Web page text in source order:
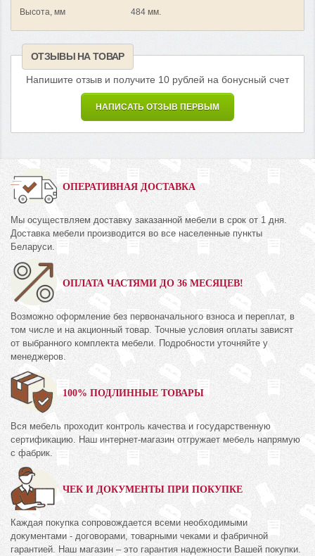
Высота, мм 484 мм.
ОТЗЫВЫ НА ТОВАР
Напишите отзыв и получите 10 рублей на бонусный счет
НАПИСАТЬ ОТЗЫВ ПЕРВЫМ
ОПЕРАТИВНАЯ ДОСТАВКА
Мы осуществляем доставку заказанной мебели в срок от 1 дня.
Доставка мебели производится во все населенные пункты
Беларуси.
ОПЛАТА ЧАСТЯМИ ДО 36 МЕСЯЦЕВ!
Возможно оформление без первоначального взноса и переплат, в
том числе и на акционный товар. Точные условия оплаты зависят
от выбранного комплекта мебели. Подробности уточняйте у
менеджеров.
100% ПОДЛИННЫЕ ТОВАРЫ
Вся мебель проходит контроль качества и государственную
сертификацию. Наш интернет-магазин отгружает мебель напрямую
с фабрик.
ЧЕК И ДОКУМЕНТЫ ПРИ ПОКУПКЕ
Каждая покупка сопровождается всеми необходимыми
документами - договорами, товарными чеками и фабричной
гарантией. Наш магазин – это гарантия надежности Вашей покупки.